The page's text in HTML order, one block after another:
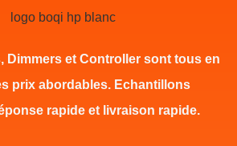
Dimmers et Controller sont tous en
prix abordables. Echantillons
rapide et livraison rapide.